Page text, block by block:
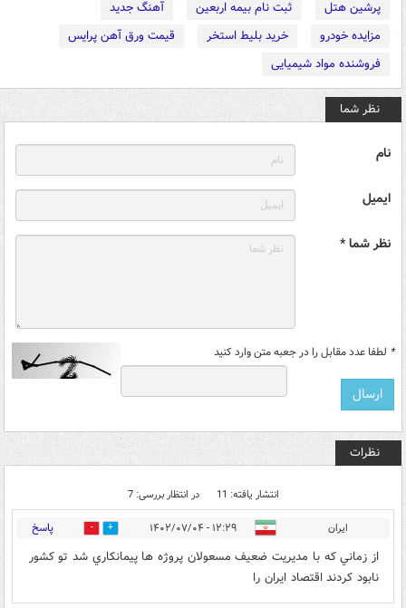
پرشین هتل ثبت نام بیمه اربعین
آهنگ جدید
مزایده خودرو
خرید بلیط استخر
قیمت ورق آهن پرایس
فروشنده مواد شیمیایی
نظر شما
نام
ایمیل
نظر شما *
* لطفا عدد مقابل را در جعبه متن وارد کنید
نظرات
انتشار یافته: 11 در انتظار بررسی: 7
اﻳﺮاﻥ ۱۲:۲۹ - ۱۴۰۲/۰۷/۰۴ 0 پاسخ
اﺯ ﺯﻣﺎﻧﻲ ﻛﻪ ﺑﺎ ﻣﺪﻳﺮﻳﺖ ﺿﻌﻴﻒ ﻣﺴﻌﻮﻻﻥ ﭘﺮﻭﮊﻩ ﻫﺎ ﭘﻴﻤﺎﻧﻜﺎﺭﻱ ﺷﺪ ﺗﻮ ﻛﺸﻮﺭ
ﻧﺎﺑﻮﺩ ﻛﺮﺩﻧﺪ اﻗﺘﺼﺎﺩ اﻳﺮاﻥ ﺭا